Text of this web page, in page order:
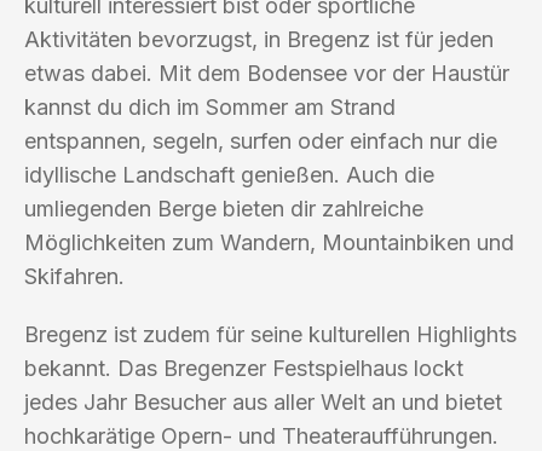
kulturell interessiert bist oder sportliche
Aktivitäten bevorzugst, in Bregenz ist für jeden
etwas dabei. Mit dem Bodensee vor der Haustür
kannst du dich im Sommer am Strand
entspannen, segeln, surfen oder einfach nur die
idyllische Landschaft genießen. Auch die
umliegenden Berge bieten dir zahlreiche
Möglichkeiten zum Wandern, Mountainbiken und
Skifahren.
Bregenz ist zudem für seine kulturellen Highlights
bekannt. Das Bregenzer Festspielhaus lockt
jedes Jahr Besucher aus aller Welt an und bietet
hochkarätige Opern- und Theateraufführungen.